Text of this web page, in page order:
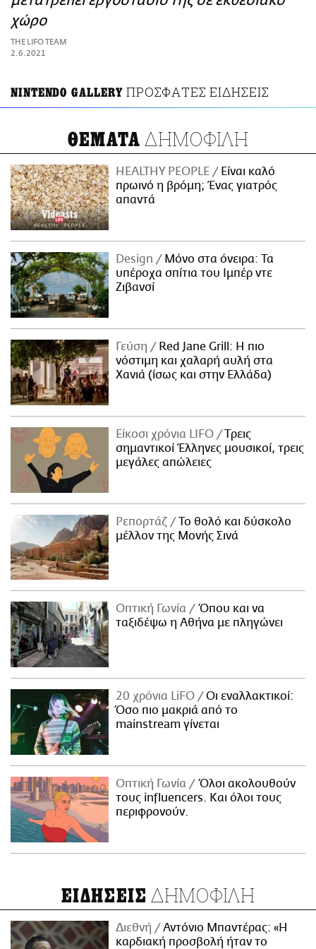
ΑΜΠΑ
PRINT
χώρο
THE LIFO TEAM
2.6.2021
NINTENDO GALLERY ΠΡΟΣΦΑΤΕΣ ΕΙΔΗΣΕΙΣ
ΘΕΜΑΤΑ ΔΗΜΟΦΙΛΗ
HEALTHY PEOPLE
Είναι καλό
πρωινό η βρόμη; Ένας γιατρός
απαντά
Design
Μόνο στα όνειρα: Τα
υπέροχα σπίτια του Ιμπέρ ντε
Ζιβανσί
Γεύση
Red Jane Grill: Η πιο
νόστιμη και χαλαρή αυλή στα
Χανιά (ίσως και στην Ελλάδα)
Είκοσι χρόνια LIFO
Tρεις
σημαντικοί Έλληνες μουσικοί, τρεις
μεγάλες απώλειες
Ρεπορτάζ
Το θολό και δύσκολο
μέλλον της Μονής Σινά
Οπτική Γωνία
Όπου και να
ταξιδέψω η Αθήνα με πληγώνει
20 χρόνια LiFO
Οι εναλλακτικοί:
Όσο πιο μακριά από το
mainstream γίνεται
Οπτική Γωνία
Όλοι ακολουθούν
τους influencers. Και όλοι τους
περιφρονούν.
ΕΙΔΗΣΕΙΣ ΔΗΜΟΦΙΛΗ
Διεθνή
Αντόνιο Μπαντέρας: «Η
καρδιακή προσβολή ήταν το